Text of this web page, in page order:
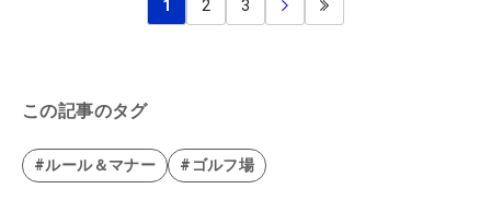
1 2 3
この記事のタグ
#ルール＆マナー #ゴルフ場